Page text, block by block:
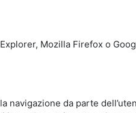
Mozilla Firefox o
da parte